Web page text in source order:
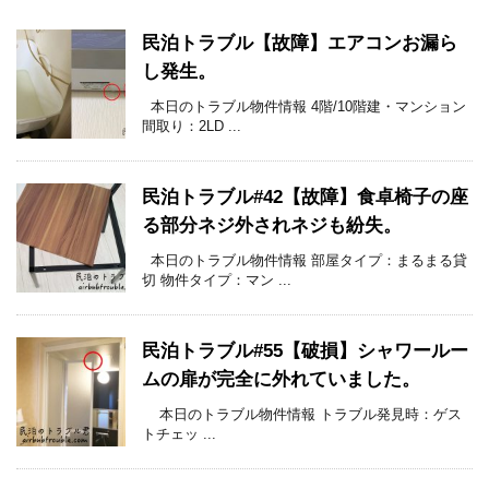
民泊トラブル【故障】エアコンお漏ら
し発生。
本日のトラブル物件情報 4階/10階建・マンション
間取り：2LD ...
民泊トラブル#42【故障】食卓椅子の座
る部分ネジ外されネジも紛失。
本日のトラブル物件情報 部屋タイプ：まるまる貸
切 物件タイプ：マン ...
民泊トラブル#55【破損】シャワールー
ムの扉が完全に外れていました。
本日のトラブル物件情報 トラブル発見時：ゲス
トチェッ ...